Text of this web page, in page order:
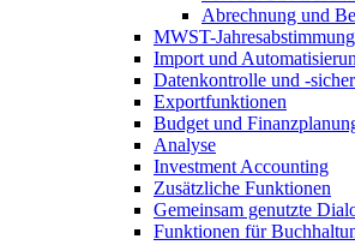
Abrechnung und
MWST-Jahresabstimmung
Import und
Datenkontrolle und -
Exportfunktionen
Budget und
Analyse
Investment Accounting
Zusätzliche Funktionen
Gemeinsam genutzte
Funktionen für